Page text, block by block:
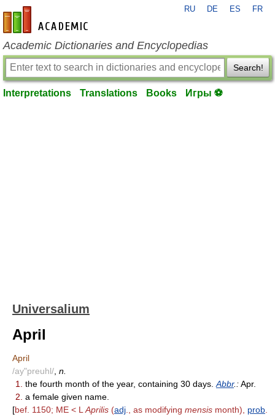
en-academic.com
RU DE ES FR
Academic Dictionaries and Encyclopedias
Search!
Interpretations Translations Books Игры ⚽
Universalium
April
April
/ay"preuhl/ n.
1.
the fourth month of the year, containing 30 days. Abbr.:Apr.
2. a female given name.
[bef. 1150; ME < L Aprilis (adj ., as modifying mensis month), prob